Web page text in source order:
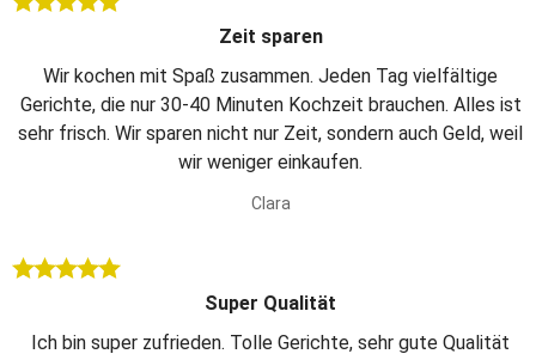
Zeit sparen
Wir kochen mit Spaß zusammen. Jeden Tag vielfältige
Gerichte, die nur 30-40 Minuten Kochzeit brauchen. Alles ist
sehr frisch. Wir sparen nicht nur Zeit, sondern auch Geld, weil
wir weniger einkaufen.
Clara
Super Qualität
Ich bin super zufrieden. Tolle Gerichte, sehr gute Qualität